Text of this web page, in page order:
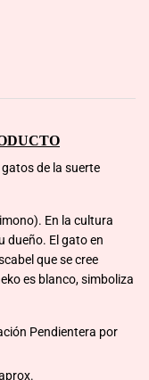
de la suerte
En la cultura
dueño. El gato en
que se cree
es blanco, simboliza
Pendientera por